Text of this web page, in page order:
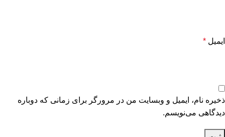
ایمیل *
ذخیره نام، ایمیل و وبسایت من در مرورگر برای زمانی که دوباره
دیدگاهی می‌نویسم.